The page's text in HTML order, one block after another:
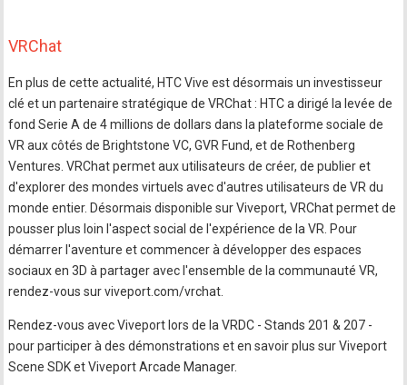
VRChat
En plus de cette actualité, HTC Vive est désormais un investisseur
clé et un partenaire stratégique de VRChat : HTC a dirigé la levée de
fond Serie A de 4 millions de dollars dans la plateforme sociale de
VR aux côtés de Brightstone VC, GVR Fund, et de Rothenberg
Ventures. VRChat permet aux utilisateurs de créer, de publier et
d'explorer des mondes virtuels avec d'autres utilisateurs de VR du
monde entier. Désormais disponible sur Viveport, VRChat permet de
pousser plus loin l'aspect social de l'expérience de la VR. Pour
démarrer l'aventure et commencer à développer des espaces
sociaux en 3D à partager avec l'ensemble de la communauté VR,
rendez-vous sur viveport.com/vrchat.
Rendez-vous avec Viveport lors de la VRDC - Stands 201 & 207 -
pour participer à des démonstrations et en savoir plus sur Viveport
Scene SDK et Viveport Arcade Manager.